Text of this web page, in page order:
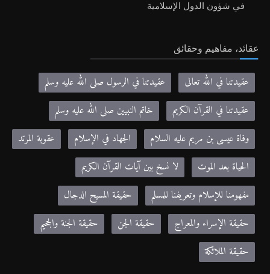
في شؤون الدول الإسلامية
عقائد، مفاهيم وحقائق
عقيدتنا في الله تعالى
عقيدتنا في الرسول صلى الله عليه وسلم
عقيدتنا في القرآن الكريم
خاتم النبيين صلى الله عليه وسلم
وفاة عيسى بن مريم عليه السلام
الجهاد في الإسلام
عقوبة المرتد
الحياة بعد الموت
لا نسخ بين آيات القرآن الكريم
مفهومنا للإسلام وتعريفنا للمسلم
حقيقة المسيح الدجال
حقيقة الإسراء والمعراج
حقيقة الجن
حقيقة الجنة والجحيم
حقيقة الملائكة